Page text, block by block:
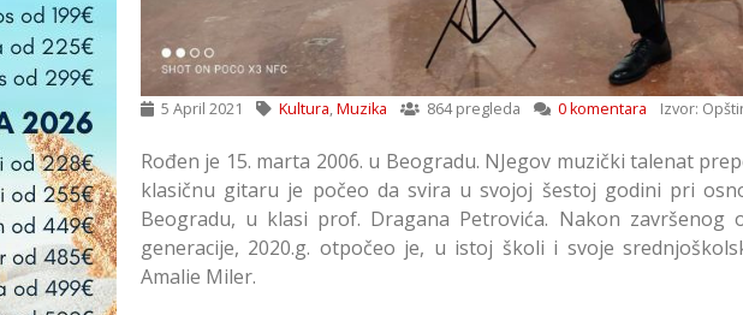
5 April 2021 Kultura,Muzika 864 pregleda 0 komentara Izvor:
Rođen je 15. marta 2006. u Beogradu. NJegov muzički talenat
klasičnu gitaru je počeo da svira u svojoj šestoj godini pri
Beogradu, u klasi prof. Dragana Petrovića. Nakon završenog
generacije, 2020.g. otpočeo je, u istoj školi i svoje
Amalie Miler.